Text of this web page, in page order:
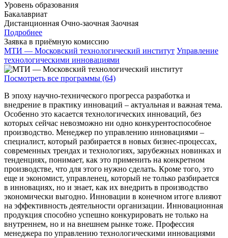
Уровень образования
Бакалавриат
Дистанционная Очно-заочная Заочная
Подробнее
Заявка в приёмную комиссию
МТИ — Московский технологический институт Управление
технологическими инновациями
Посмотреть все программы (64)
В эпоху научно-технического прогресса разработка и
внедрение в практику инноваций – актуальная и важная тема.
Особенно это касается технологических инноваций, без
которых сейчас невозможно ни одно конкурентоспособное
производство. Менеджер по управлению инновациями –
специалист, который разбирается в новых бизнес-процессах,
современных трендах и технологиях, зарубежных новинках и
тенденциях, понимает, как это применить на конкретном
производстве, что для этого нужно сделать. Кроме того, это
еще и экономист, управленец, который не только разбирается
в инновациях, но и знает, как их внедрить в производство
экономически выгодно. Инновации в конечном итоге влияют
на эффективность деятельности организации. Инновационная
продукция способно успешно конкурировать не только на
внутреннем, но и на внешнем рынке тоже. Профессия
менеджера по управлению технологическими инновациями